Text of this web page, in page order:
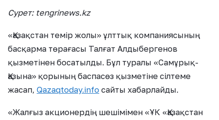
Сурет: tengrinews.kz
«Қазақстан темір жолы» ұлттық компаниясының
басқарма төрағасы Талғат Алдыбергенов
қызметінен босатылды. Бұл туралы «Самұрық-
Қазына» қорының баспасөз қызметіне сілтеме
жасап, Qazaqtoday.info сайты хабарлайды.
«Жалғыз акционердің шешімімен «ҰК «Қазақстан